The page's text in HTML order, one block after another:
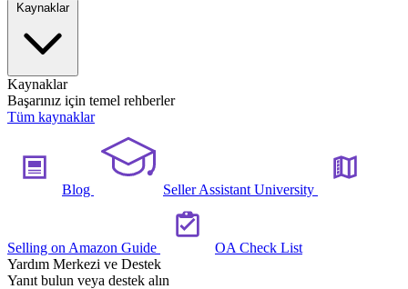
Kaynaklar
Kaynaklar
Başarınız için temel rehberler
Tüm kaynaklar
Blog Seller Assistant University
Selling on Amazon Guide
OA Check List
Yardım Merkezi ve Destek
Yanıt bulun veya destek alın